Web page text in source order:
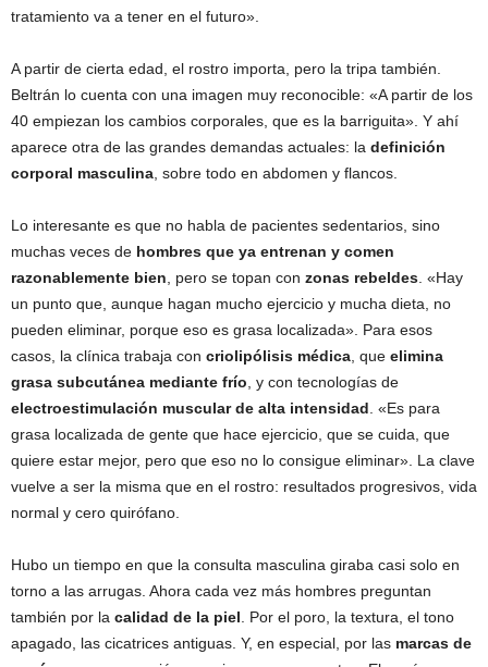
tratamiento va a tener en el futuro».
A partir de cierta edad, el rostro importa, pero la tripa también.
Beltrán lo cuenta con una imagen muy reconocible: «A partir de los
40 empiezan los cambios corporales, que es la barriguita». Y ahí
aparece otra de las grandes demandas actuales: la definición
corporal masculina , sobre todo en abdomen y flancos.
Lo interesante es que no habla de pacientes sedentarios, sino
muchas veces de hombres que ya entrenan y comen
razonablemente bien , pero se topan con zonas rebeldes . «Hay
un punto que, aunque hagan mucho ejercicio y mucha dieta, no
pueden eliminar, porque eso es grasa localizada». Para esos
casos, la clínica trabaja con criolipólisis médica , que elimina
grasa subcutánea mediante frío , y con tecnologías de
electroestimulación muscular de alta intensidad . «Es para
grasa localizada de gente que hace ejercicio, que se cuida, que
quiere estar mejor, pero que eso no lo consigue eliminar». La clave
vuelve a ser la misma que en el rostro: resultados progresivos, vida
normal y cero quirófano.
Hubo un tiempo en que la consulta masculina giraba casi solo en
torno a las arrugas. Ahora cada vez más hombres preguntan
también por la calidad de la piel . Por el poro, la textura, el tono
apagado, las cicatrices antiguas. Y, en especial, por las marcas de